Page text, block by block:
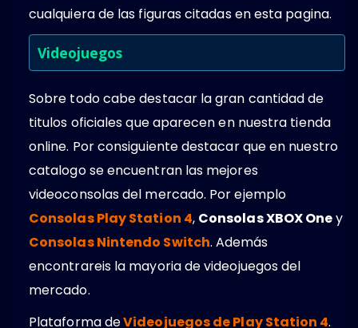
cualquiera de las figuras citadas en esta pagina.
Videojuegos
Sobre todo cabe destacar la gran cantidad de
titulos oficiales que aparecen en nuestra tienda
online. Por consiguiente destacar que en nuestro
catalogo se encuentran las mejores
videoconsolas del mercado. Por ejemplo
Consolas Play Station 4, Consolas XBOX Oney
Consolas Nintendo Switch. Además
encontrareis la mayoria de videojuegos del
mercado.
Plataforma deVideojuegos de Play Station 4.